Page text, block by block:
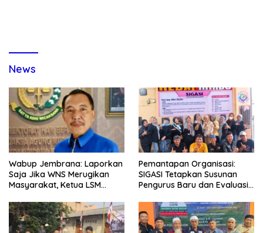
News
Wabup Jembrana: Laporkan
Saja Jika WNS Merugikan
Masyarakat, Ketua LSM
Tindak Tegas Oknum
Anggota Kelompok Ahli
Pemkab
Pemantapan Organisasi:
SIGASI Tetapkan Susunan
Pengurus Baru dan Evaluasi